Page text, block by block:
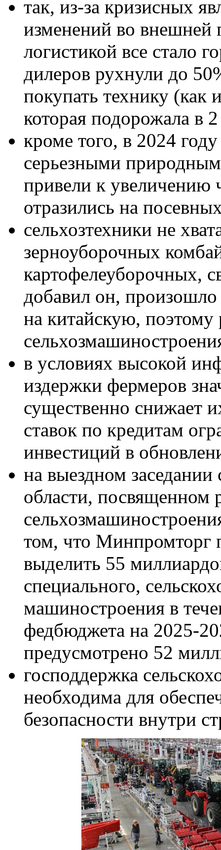
так, из-за кризисных
изменений во внешней
логистикой все стало
дилеров рухнули до
покупать технику
которая подорожала в 2
кроме того, в 2024
серьезными
привели к увеличению
отразились на
сельхозтехники не
зерноуборочных
картофелеуборочных,
добавил он,
на китайскую, поэтому
в условиях высокой
издержки фермеров
существенно снижает
ставок по кредитам
инвестиций в
на выездном
области, посвященном
том, что Минпромторг
выделить 55
специального,
машиностроения в
федбюджета на 2025-
предусмотрено 52
господдержка
необходима для
безопасности внутри